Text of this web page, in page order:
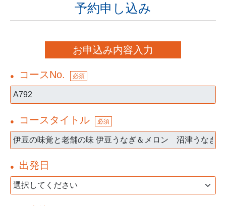
予約申し込み
お申込み内容入力
● コースNo. 必須
● コースタイトル 必須
● 出発日